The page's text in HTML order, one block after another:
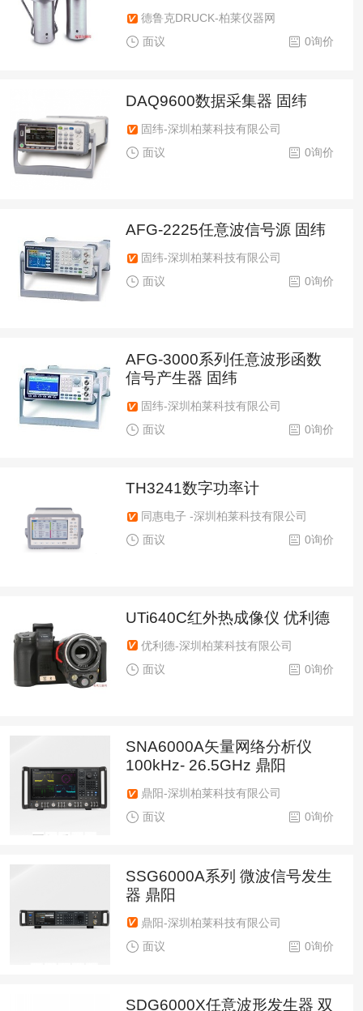
德鲁克DRUCK-柏莱仪器网
0询价
面议
DAQ9600数据采集器 固纬
固纬-深圳柏莱科技有限公司
0询价
面议
AFG-2225任意波信号源 固纬
固纬-深圳柏莱科技有限公司
0询价
面议
AFG-3000系列任意波形函数
信号产生器 固纬
固纬-深圳柏莱科技有限公司
0询价
面议
TH3241数字功率计
同惠电子 -深圳柏莱科技有限公司
0询价
面议
UTi640C红外热成像仪 优利德
优利德-深圳柏莱科技有限公司
0询价
面议
SNA6000A矢量网络分析仪
100kHz- 26.5GHz 鼎阳
鼎阳-深圳柏莱科技有限公司
0询价
面议
SSG6000A系列 微波信号发生
器 鼎阳
鼎阳-深圳柏莱科技有限公司
0询价
面议
SDG6000X任意波形发生器 双